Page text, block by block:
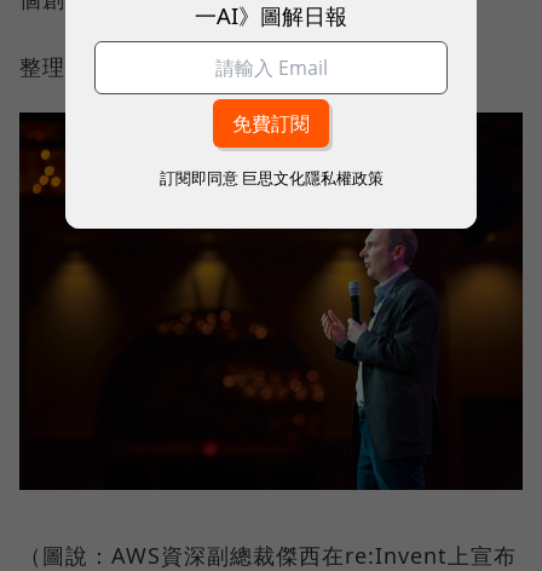
整理：郭芝榕
（圖說：AWS資深副總裁傑西在re:Invent上宣布
一AI》圖解日報
訂閱即同意 巨思文化隱私權政策